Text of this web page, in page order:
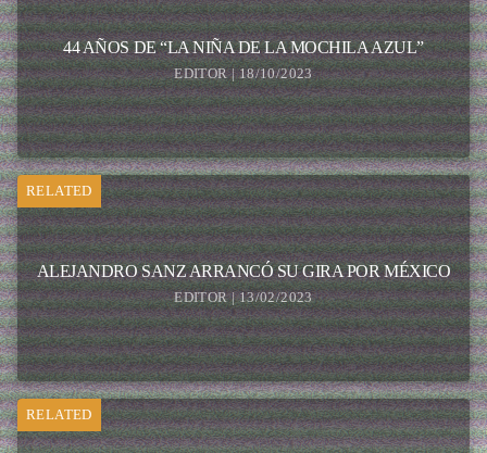
44 AÑOS DE “LA NIÑA DE LA MOCHILA AZUL”
EDITOR | 18/10/2023
RELATED
ALEJANDRO SANZ ARRANCÓ SU GIRA POR MÉXICO
EDITOR | 13/02/2023
RELATED